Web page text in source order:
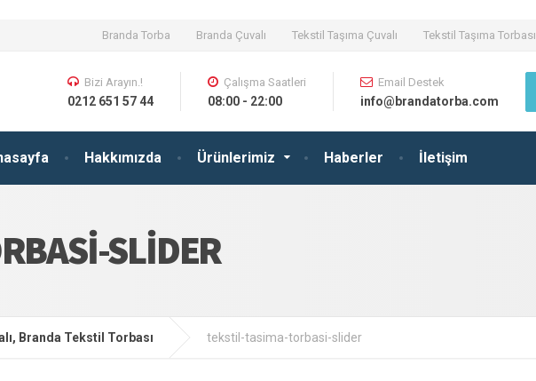
Branda Torba Branda Çuvalı Tekstil Taşıma Çuvalı Tekstil Taşıma Torbası
Hakkımızda Ürünlerimiz Haberler İletişim
Bizi Arayın.!
0212 651 57 44
Çalışma Saatleri
08:00 - 22:00
Email Destek
info@brandatorba.com
SLIDER
Branda Tekstil Torbası tekstil-tasima-torbasi-slider